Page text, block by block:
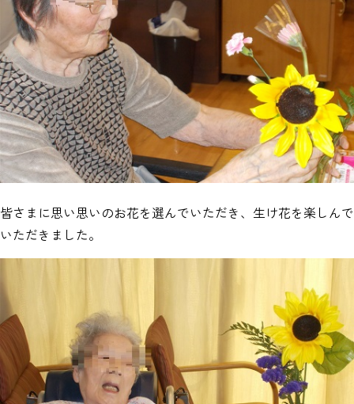
皆さまに思い思いのお花を選んでいただき、生け花を楽しんで
いただきました。